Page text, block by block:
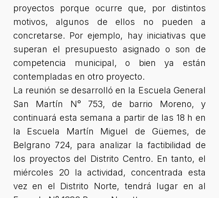
proyectos porque ocurre que, por distintos
motivos, algunos de ellos no pueden a
concretarse. Por ejemplo, hay iniciativas que
superan el presupuesto asignado o son de
competencia municipal, o bien ya están
contempladas en otro proyecto.
La reunión se desarrolló en la Escuela General
San Martín N° 753, de barrio Moreno, y
continuará esta semana a partir de las 18 h en
la Escuela Martín Miguel de Güemes, de
Belgrano 724, para analizar la factibilidad de
los proyectos del Distrito Centro. En tanto, el
miércoles 20 la actividad, concentrada esta
vez en el Distrito Norte, tendrá lugar en al